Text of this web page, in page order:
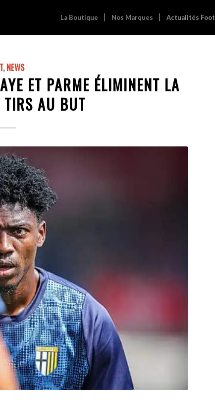
La Boutique Nos Marques Actualités Foot
,NEWS
ET PARME ÉLIMINENT LA
AU BUT